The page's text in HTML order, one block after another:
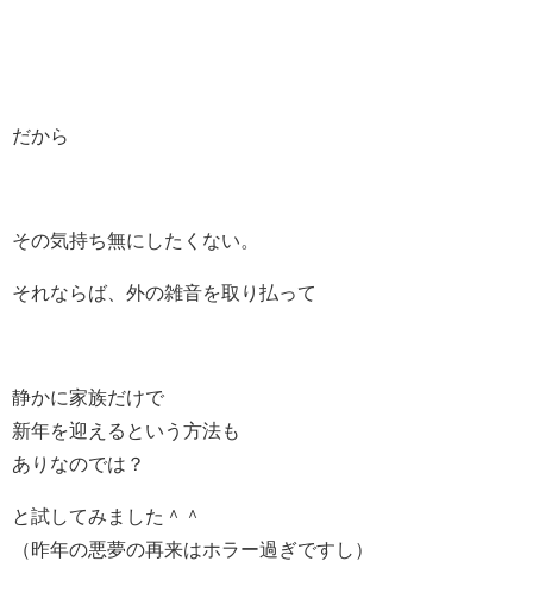
だから
その気持ち無にしたくない。
それならば、外の雑音を取り払って
静かに家族だけで
新年を迎えるという方法も
ありなのでは？
と試してみました＾＾
（昨年の悪夢の再来はホラー過ぎですし）